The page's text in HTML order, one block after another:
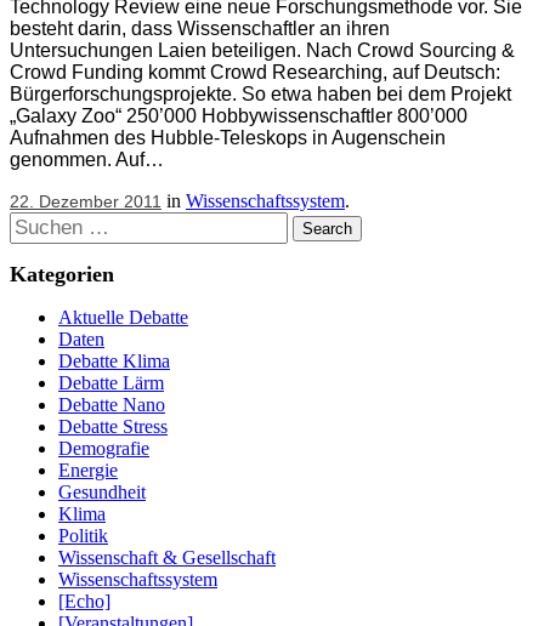
Technology Review eine neue Forschungsmethode vor. Sie
besteht darin, dass Wissenschaftler an ihren
Untersuchungen Laien beteiligen. Nach Crowd Sourcing &
Crowd Funding kommt Crowd Researching, auf Deutsch:
Bürgerforschungsprojekte. So etwa haben bei dem Projekt
„Galaxy Zoo“ 250’000 Hobbywissenschaftler 800’000
Aufnahmen des Hubble-Teleskops in Augenschein
genommen. Auf…
22. Dezember 2011 in Wissenschaftssystem.
Suchen
Kategorien
Aktuelle Debatte
Daten
Debatte Klima
Debatte Lärm
Debatte Nano
Debatte Stress
Demografie
Energie
Gesundheit
Klima
Politik
Wissenschaft & Gesellschaft
Wissenschaftssystem
[Echo]